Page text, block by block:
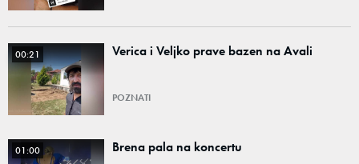
00:21 Verica i Veljko prave bazen na Avali
POZNATI
01:00 Brena pala na koncertu